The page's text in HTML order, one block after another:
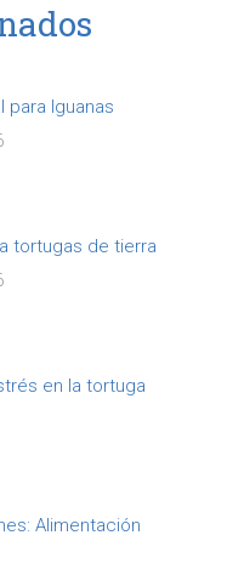
para Iguanas
tortugas de tierra
en la tortuga
Alimentación